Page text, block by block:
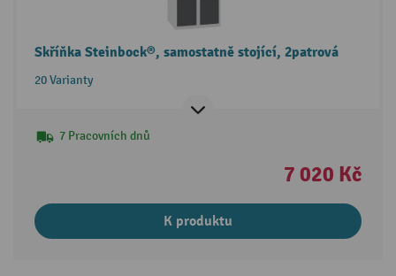
Skříňka Steinbock®, samostatně stojící, 2patrová
20 Varianty
7 Pracovních dnů
7 020 Kč
K produktu